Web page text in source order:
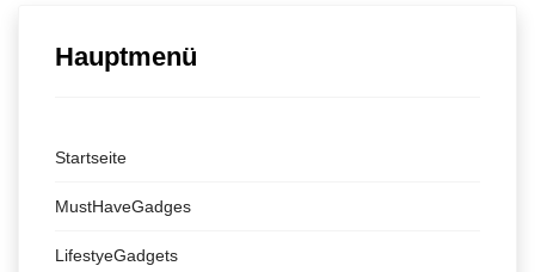
Hauptmenü
Startseite
MustHaveGadges
LifestyeGadgets